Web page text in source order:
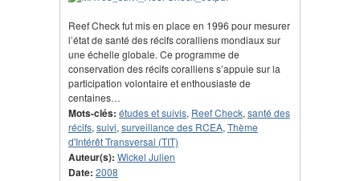
Reef Check fut mis en place en 1996 pour mesurer
l’état de santé des récifs coralliens mondiaux sur
une échelle globale. Ce programme de
conservation des récifs coralliens s’appuie sur la
participation volontaire et enthousiaste de
centaines…
Mots-clés: études et suivis, Reef Check, santé des
récifs, suivi, surveillance des RCEA, Thème
d'Intérêt Transversal (TIT)
Auteur(s): Wickel Julien
Date: 2008